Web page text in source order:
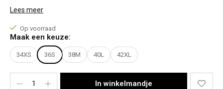
leuk en makkelijk te combineren!
Lichaamslengte: 1,78m
Bovenkant: M/L
Onderkant: 42
Het model draagt een maat XL
Materiaal:
98% Cotton, 2% Elastane
Lees meer
Op voorraad
Maak een keuze:
34XS 36S 38M 40L 42XL
In winkelmandje